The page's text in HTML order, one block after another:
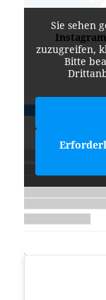
Sie sehen
Instagram
zuzugreifen,
Bitte